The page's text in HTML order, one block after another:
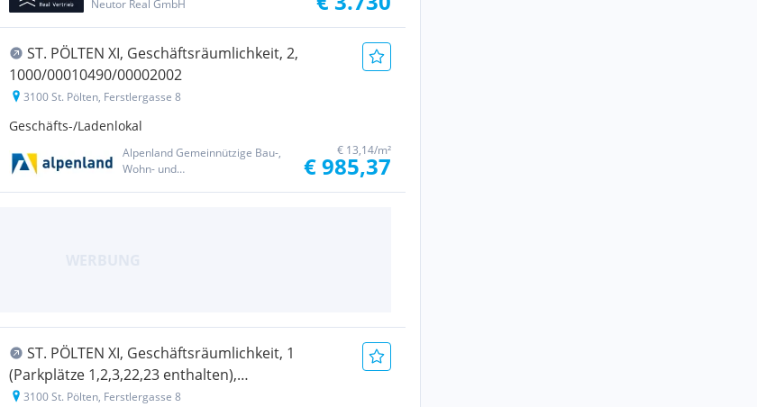
Neutor Real GmbH
ST. PÖLTEN XI, Geschäftsräumlichkeit, 2,
1000/00010490/00002002
3100 St. Pölten, Ferstlergasse 8
Geschäfts-/Ladenlokal
Alpenland Gemeinnützige Bau-,
Wohn- und
€ 13,14/m²
€ 985,37
ST. PÖLTEN XI, Geschäftsräumlichkeit, 1
(Parkplätze 1,2,3,22,23 enthalten),
1000/00010490/00002001
3100 St. Pölten, Ferstlergasse 8